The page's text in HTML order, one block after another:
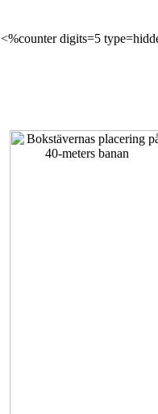
<%counter digits=5